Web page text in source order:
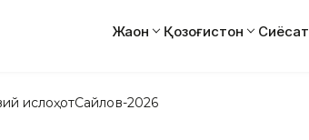
Жаҳон Қозоғистон Сиёсат
ислоҳотСайлов-2026